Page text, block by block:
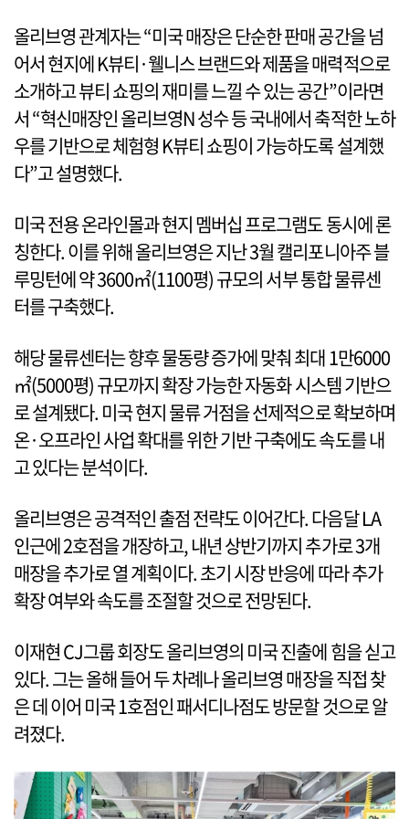
올리브영 관계자는 “미국 매장은 단순한 판매 공간을 넘
어서 현지에 K뷰티·웰니스 브랜드와 제품을 매력적으로
소개하고 뷰티 쇼핑의 재미를 느낄 수 있는 공간”이라면
서 “혁신매장인 올리브영N 성수 등 국내에서 축적한 노하
우를 기반으로 체험형 K뷰티 쇼핑이 가능하도록 설계했
다”고 설명했다.
미국 전용 온라인몰과 현지 멤버십 프로그램도 동시에 론
칭한다. 이를 위해 올리브영은 지난 3월 캘리포니아주 블
루밍턴에 약 3600㎡(1100평) 규모의 서부 통합 물류센
터를 구축했다.
해당 물류센터는 향후 물동량 증가에 맞춰 최대 1만6000
㎡(5000평) 규모까지 확장 가능한 자동화 시스템 기반으
로 설계됐다. 미국 현지 물류 거점을 선제적으로 확보하며
온·오프라인 사업 확대를 위한 기반 구축에도 속도를 내
고 있다는 분석이다.
올리브영은 공격적인 출점 전략도 이어간다. 다음달 LA
인근에 2호점을 개장하고, 내년 상반기까지 추가로 3개
매장을 추가로 열 계획이다. 초기 시장 반응에 따라 추가
확장 여부와 속도를 조절할 것으로 전망된다.
이재현 CJ그룹 회장도 올리브영의 미국 진출에 힘을 싣고
있다. 그는 올해 들어 두 차례나 올리브영 매장을 직접 찾
은 데 이어 미국 1호점인 패서디나점도 방문할 것으로 알
려졌다.